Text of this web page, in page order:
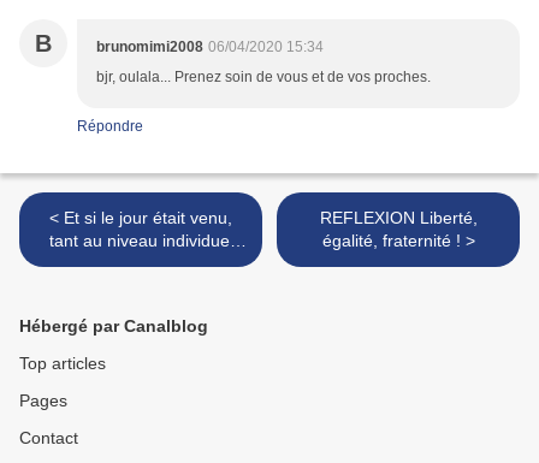
B brunomimi2008 06/04/2020 15:34
bjr, oulala... Prenez soin de vous et de vos proches.
Répondre
< Et si le jour était venu,
tant au niveau individuel
que social…
REFLEXION Liberté,
égalité, fraternité ! >
Hébergé par Canalblog
Top articles
Pages
Contact